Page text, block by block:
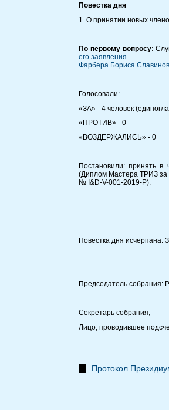
Повестка дня
1. О принятии новых
По первому вопросу:
его заявления
Фарбера Бориса
Голосовали:
«ЗА» - 4 человек
«ПРОТИВ» - 0
«ВОЗДЕРЖАЛИСЬ» - 0
Постановили: принять
(Диплом Мастера ТРИЗ за
№ I&D-V-001-2019-P).
Повестка дня исчерпана.
Председатель собрания:
Секретарь собрания,
Лицо, проводившее
Протокол